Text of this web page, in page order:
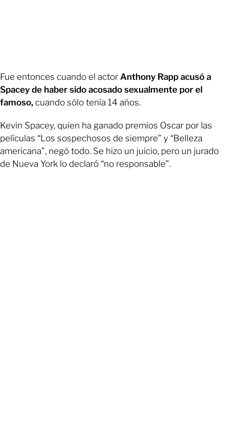
Fue entonces cuando el actor Anthony Rapp acusó a
Spacey de haber sido acosado sexualmente por el
famoso, cuando sólo tenía 14 años.
Kevin Spacey, quien ha ganado premios Oscar por las
películas “Los sospechosos de siempre” y “Belleza
americana”, negó todo. Se hizo un juicio, pero un jurado
de Nueva York lo declaró “no responsable”.